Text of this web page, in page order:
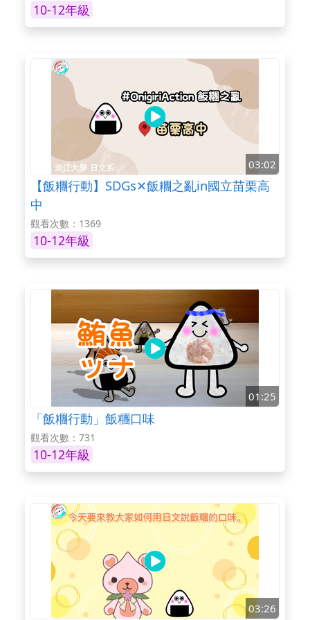
10-12年級
03:02
【飯糰行動】SDGs✕飯糰之亂in國立苗栗高
中
觀看次數：1369
10-12年級
01:25
「飯糰行動」飯糰口味
觀看次數：731
10-12年級
03:26